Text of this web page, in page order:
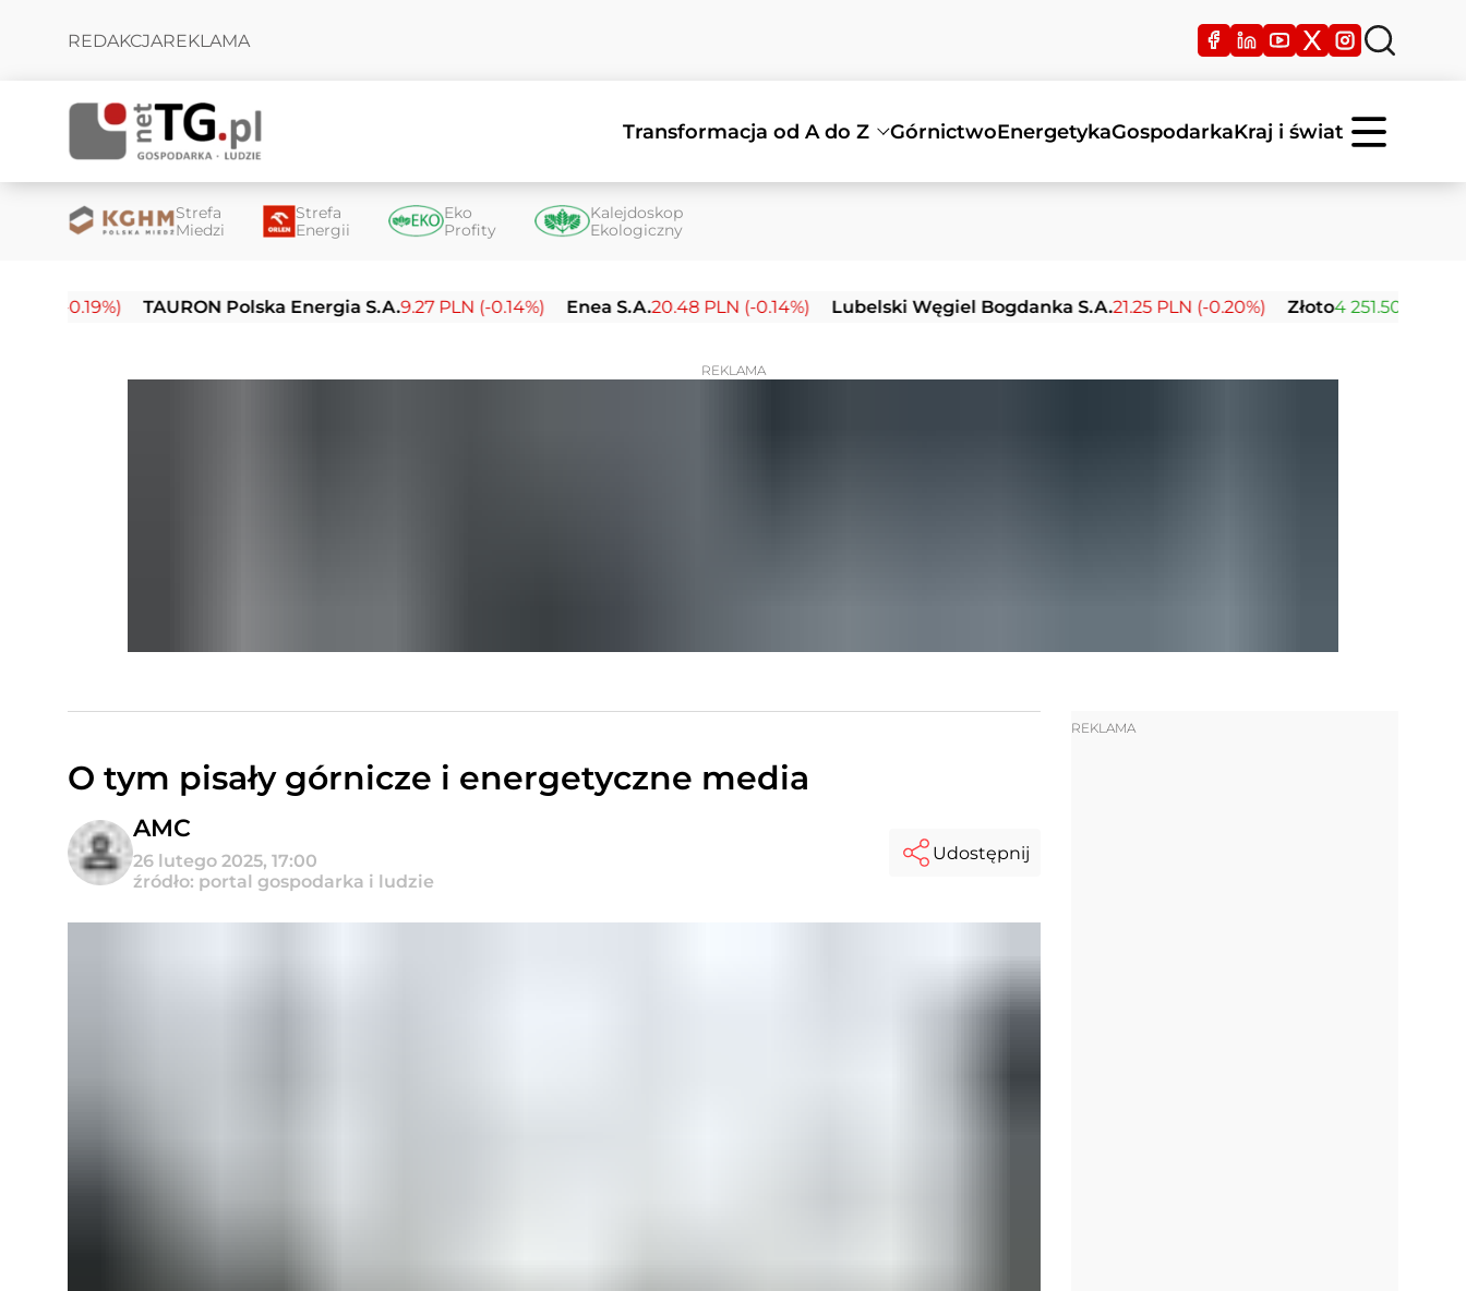
REDAKCJAREKLAMA
Transformacja od A do Z GórnictwoEnergetykaGospodarkaKraj i świat
Strefa
Miedzi
Strefa
Energii
Eko
Profity
Kalejdoskop
Ekologiczny
TAURON Polska Energia S.A.9.27 PLN (-0.14%) Enea S.A.20.48 PLN (-0.14%) Lubelski Węgiel Bogdanka S.A.21.25 PLN (-0.20%) Złoto4 251.50 USD (+0.11%)
REKLAMA
O tym pisały górnicze i energetyczne media
AMC
26 lutego 2025, 17:00
źródło: portal gospodarka i ludzie
Udostępnij
REKLAMA